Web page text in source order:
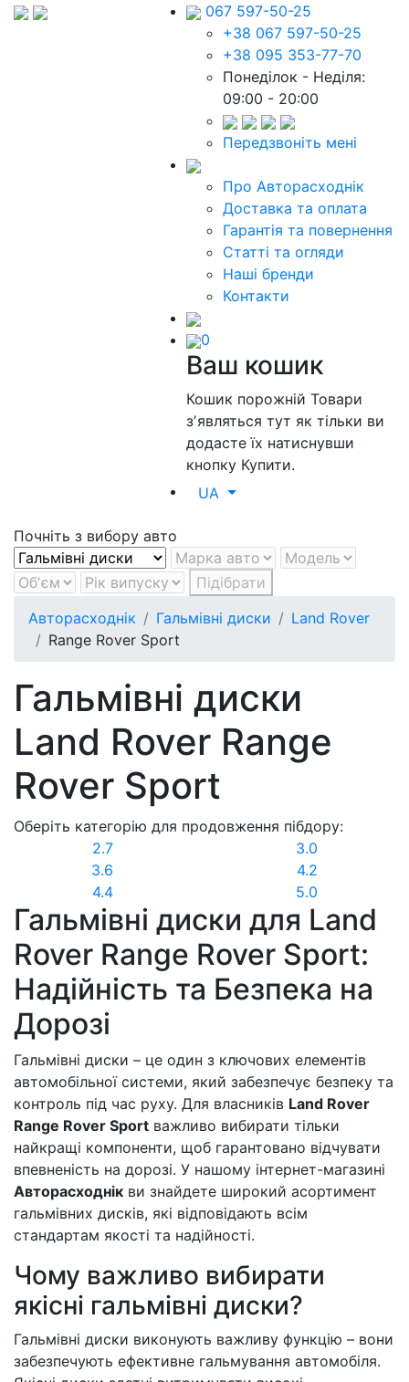
067 597-50-25
+38 067 597-50-25
+38 095 353-77-70
Понеділок - Неділя:
09:00 - 20:00
Передзвоніть мені
Про Авторасходнік
Доставка та оплата
Гарантія та повернення
Статті та огляди
Наші бренди
Контакти
0
Ваш кошик
Кошик порожнійТовари
зʼявляться тут як тільки ви
додасте їх натиснувши
кнопку Купити.
UA
Почніть з вибору авто
Підібрати
Авторасходнік
Гальмівні диски
Land Rover
Range Rover Sport
Гальмівні диски
Land Rover Range
Rover Sport
Оберіть категорію для продовження пібдору:
2.7
3.0
3.6
4.2
4.4
5.0
Гальмівні диски для Land
Rover Range Rover Sport:
Надійність та Безпека на
Дорозі
Гальмівні диски – це один з ключових елементів
автомобільної системи, який забезпечує безпеку та
контроль під час руху. Для власників Land Rover
Range Rover Sport важливо вибирати тільки
найкращі компоненти, щоб гарантовано відчувати
впевненість на дорозі. У нашому інтернет-магазині
Авторасходнік ви знайдете широкий асортимент
гальмівних дисків, які відповідають всім
стандартам якості та надійності.
Чому важливо вибирати
якісні гальмівні диски?
Гальмівні диски виконують важливу функцію – вони
забезпечують ефективне гальмування автомобіля.